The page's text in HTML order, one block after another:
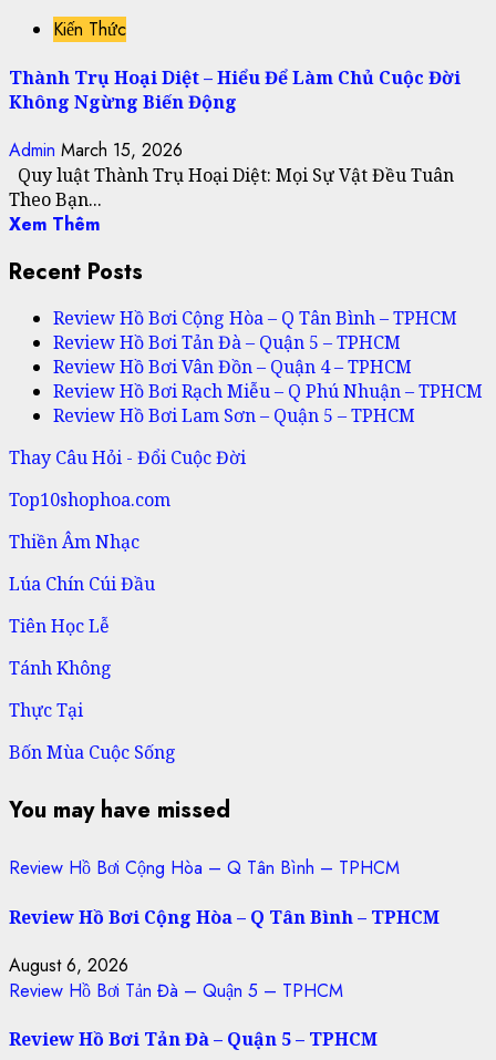
Kiến Thức
Thành Trụ Hoại Diệt – Hiểu Để Làm Chủ Cuộc Đời
Không Ngừng Biến Động
Admin March 15, 2026
Quy luật Thành Trụ Hoại Diệt: Mọi Sự Vật Đều Tuân
Theo Bạn...
Xem Thêm
Recent Posts
Review Hồ Bơi Cộng Hòa – Q Tân Bình – TPHCM
Review Hồ Bơi Tản Đà – Quận 5 – TPHCM
Review Hồ Bơi Vân Đồn – Quận 4 – TPHCM
Review Hồ Bơi Rạch Miễu – Q Phú Nhuận – TPHCM
Review Hồ Bơi Lam Sơn – Quận 5 – TPHCM
Thay Câu Hỏi - Đổi Cuộc Đời
Top10shophoa.com
Thiền Âm Nhạc
Lúa Chín Cúi Đầu
Tiên Học Lễ
Tánh Không
Thực Tại
Bốn Mùa Cuộc Sống
You may have missed
Review Hồ Bơi Cộng Hòa – Q Tân Bình – TPHCM
Review Hồ Bơi Cộng Hòa – Q Tân Bình – TPHCM
August 6, 2026
Review Hồ Bơi Tản Đà – Quận 5 – TPHCM
Review Hồ Bơi Tản Đà – Quận 5 – TPHCM